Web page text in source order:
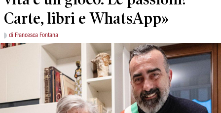
Carte, libri e WhatsApp»
di Francesca Fontana